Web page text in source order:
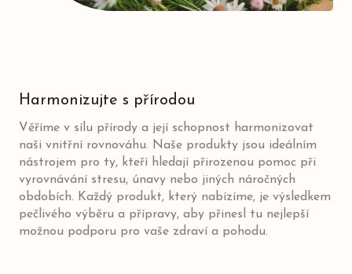
Harmonizujte s přírodou
Věříme v sílu přírody a její schopnost harmonizovat
naši vnitřní rovnováhu. Naše produkty jsou ideálním
nástrojem pro ty, kteří hledají přirozenou pomoc při
vyrovnávání stresu, únavy nebo jiných náročných
obdobích. Každý produkt, který nabízíme, je výsledkem
pečlivého výběru a přípravy, aby přinesl tu nejlepší
možnou podporu pro vaše zdraví a pohodu.